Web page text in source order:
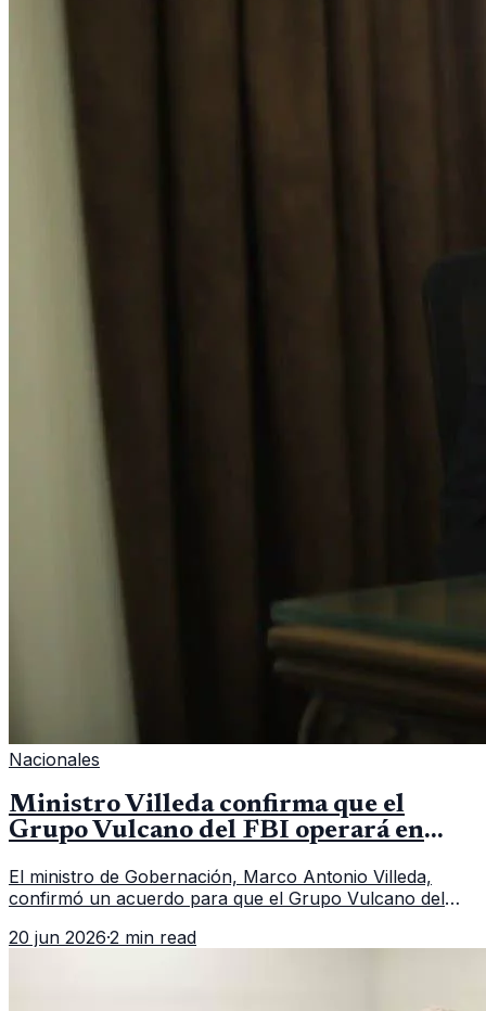
Nacionales
Ministro Villeda confirma que el
Grupo Vulcano del FBI operará en
El ministro de Gobernación, Marco Antonio Villeda,
confirmó un acuerdo para que el Grupo Vulcano del
fallido con la administración anterior del Ministerio
20 jun 2026·2 min read